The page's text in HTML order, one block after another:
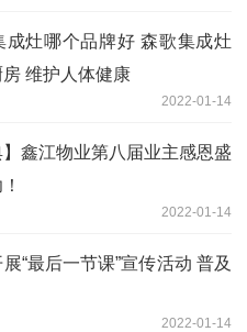
成灶哪个品牌好 森歌集成灶
维护人体健康
2022-01-14
】鑫江物业第八届业主感恩盛
2022-01-14
“最后一节课”宣传活动 普及
2022-01-14